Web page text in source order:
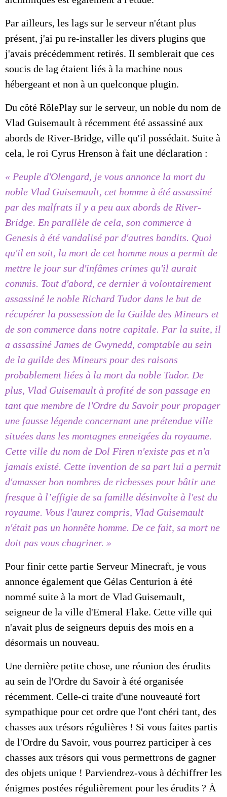
Par ailleurs, les lags sur le serveur n'étant plus
présent, j'ai pu re-installer les divers plugins que
j'avais précédemment retirés. Il semblerait que ces
soucis de lag étaient liés à la machine nous
hébergeant et non à un quelconque plugin.
Du côté RôlePlay sur le serveur, un noble du nom de
Vlad Guisemault à récemment été assassiné aux
abords de River-Bridge, ville qu'il possédait. Suite à
cela, le roi Cyrus Hrenson à fait une déclaration :
« Peuple d'Olengard, je vous annonce la mort du
noble Vlad Guisemault, cet homme à été assassiné
par des malfrats il y a peu aux abords de River-
Bridge. En parallèle de cela, son commerce à
Genesis à été vandalisé par d'autres bandits. Quoi
qu'il en soit, la mort de cet homme nous a permit de
mettre le jour sur d'infâmes crimes qu'il aurait
commis. Tout d'abord, ce dernier à volontairement
assassiné le noble Richard Tudor dans le but de
récupérer la possession de la Guilde des Mineurs et
de son commerce dans notre capitale. Par la suite, il
a assassiné James de Gwynedd, comptable au sein
de la guilde des Mineurs pour des raisons
probablement liées à la mort du noble Tudor. De
plus, Vlad Guisemault à profité de son passage en
tant que membre de l'Ordre du Savoir pour propager
une fausse légende concernant une prétendue ville
situées dans les montagnes enneigées du royaume.
Cette ville du nom de Dol Firen n'existe pas et n'a
jamais existé. Cette invention de sa part lui a permit
d'amasser bon nombres de richesses pour bâtir une
fresque à l’effigie de sa famille désinvolte à l'est du
royaume. Vous l'aurez compris, Vlad Guisemault
n'était pas un honnête homme. De ce fait, sa mort ne
doit pas vous chagriner. »
Pour finir cette partie Serveur Minecraft, je vous
annonce également que Gélas Centurion à été
nommé suite à la mort de Vlad Guisemault,
seigneur de la ville d'Emeral Flake. Cette ville qui
n'avait plus de seigneurs depuis des mois en a
désormais un nouveau.
Une dernière petite chose, une réunion des érudits
au sein de l'Ordre du Savoir à été organisée
récemment. Celle-ci traite d'une nouveauté fort
sympathique pour cet ordre que l'ont chéri tant, des
chasses aux trésors régulières ! Si vous faites partis
de l'Ordre du Savoir, vous pourrez participer à ces
chasses aux trésors qui vous permettrons de gagner
des objets unique ! Parviendrez-vous à déchiffrer les
énigmes postées régulièrement pour les érudits ? À